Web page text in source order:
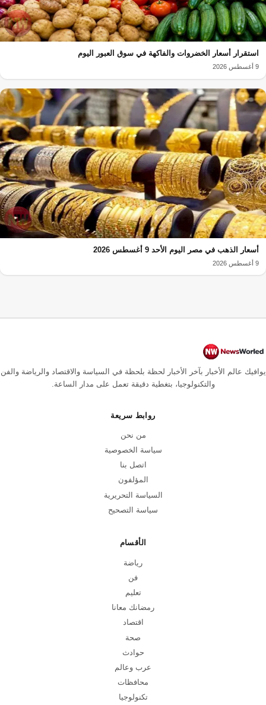
استقرار أسعار الخضروات والفاكهة في سوق العبور اليوم
9 أغسطس 2026
أسعار الذهب في مصر اليوم الأحد 9 أغسطس 2026
9 أغسطس 2026
يوافيك عالم الأخبار بآخر الأخبار لحظة بلحظة في السياسة والاقتصاد والرياضة والفن
والتكنولوجيا، بتغطية دقيقة تعمل على مدار الساعة.
روابط سريعة
من نحن
سياسة الخصوصية
اتصل بنا
المؤلفون
السياسة التحريرية
سياسة التصحيح
الأقسام
رياضة
فن
تعليم
رمضانك معانا
اقتصاد
صحة
حوادث
عرب وعالم
محافظات
تكنولوجيا